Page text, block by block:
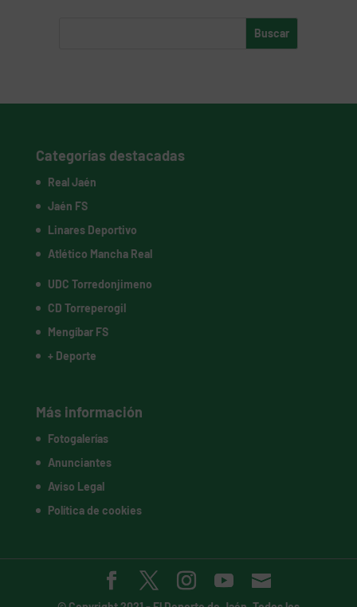
Categorías destacadas
Real Jaén
Jaén FS
Linares Deportivo
Atlético Mancha Real
UDC Torredonjimeno
CD Torreperogil
Mengíbar FS
+ Deporte
Más información
Fotogalerías
Anunciantes
Aviso Legal
Política de cookies